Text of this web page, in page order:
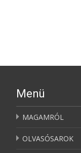
Menü
MAGAMRÓL
OLVASÓSAROK